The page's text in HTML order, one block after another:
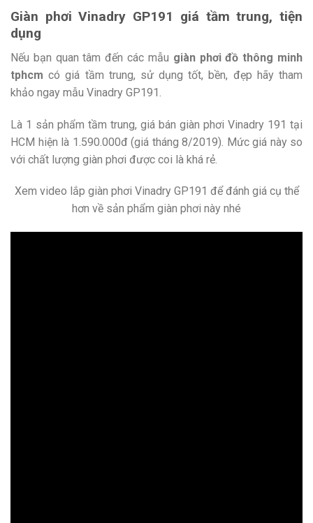
Giàn phơi Vinadry GP191 giá tầm trung, tiện
dụng
Nếu bạn quan tâm đến các mẫu giàn phơi đồ thông minh
tphcm có giá tầm trung, sử dụng tốt, bền, đẹp hãy tham
khảo ngay mẫu Vinadry GP191.
Là 1 sản phẩm tầm trung, giá bán giàn phơi Vinadry 191 tại
HCM hiện là 1.590.000đ (giá tháng 8/2019). Mức giá này so
với chất lượng giàn phơi được coi là khá rẻ.
Xem video lắp giàn phơi Vinadry GP191 để đánh giá cụ thể
hơn về sản phẩm giàn phơi này nhé